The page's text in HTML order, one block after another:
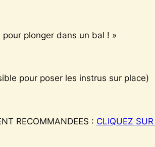
pour plonger dans un bal ! »
pour poser les instrus sur place)
RECOMMANDEES : CLIQUEZ